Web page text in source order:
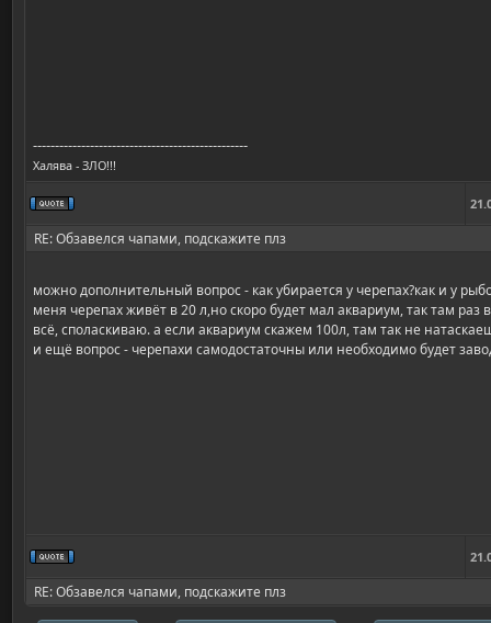
-------------------------------------------------
Халява - ЗЛО!!!
RE: Обзавелся чапами, подскажите плз
можно дополнительный вопрос - как убирается у черепах?как и у
меня черепах живёт в 20 л,но скоро будет мал аквариум, так там
всё, споласкиваю. а если аквариум скажем 100л, там так не
и ещё вопрос - черепахи самодостаточны или необходимо будет
RE: Обзавелся чапами, подскажите плз